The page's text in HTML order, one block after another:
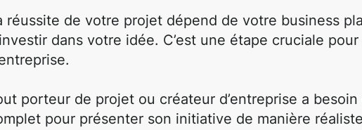
réussite de votre projet dépend de votre business
dans votre idée. C’est une étape cruciale
porteur de projet ou créateur d’entreprise a besoin
pour présenter son initiative de manière